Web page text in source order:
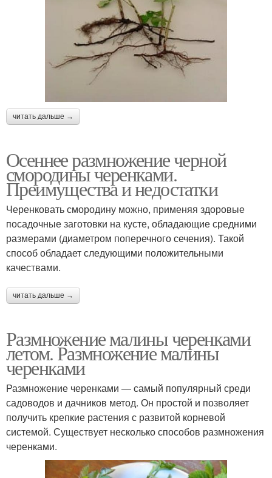
читать дальше →
Осеннее размножение черной
смородины черенками.
Преимущества и недостатки
Черенковать смородину можно, применяя здоровые
посадочные заготовки на кусте, обладающие средними
размерами (диаметром поперечного сечения). Такой
способ обладает следующими положительными
качествами.
читать дальше →
Размножение малины черенками
летом. Размножение малины
черенками
Размножение черенками — самый популярный среди
садоводов и дачников метод. Он простой и позволяет
получить крепкие растения с развитой корневой
системой. Существует несколько способов размножения
черенками.